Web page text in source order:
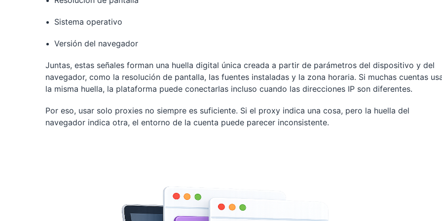
Sistema operativo
Versión del navegador
Juntas, estas señales forman una huella digital única creada a partir de parámetros del dispositivo y del
navegador, como la resolución de pantalla, las fuentes instaladas y la zona horaria. Si muchas cuentas
la misma huella, la plataforma puede conectarlas incluso cuando las direcciones IP son diferentes.
Por eso, usar solo proxies no siempre es suficiente. Si el proxy indica una cosa, pero la huella del
navegador indica otra, el entorno de la cuenta puede parecer inconsistente.